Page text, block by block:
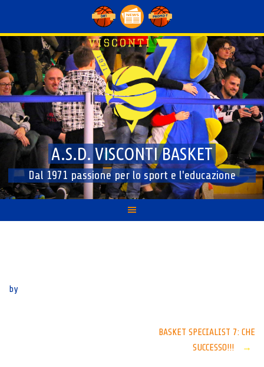
content
A.S.D. VISCONTI BASKET
Dal 1971 passione per lo sport e l'educazione
by
BASKET SPECIALIST 7: CHE
SUCCESSO!!!
→